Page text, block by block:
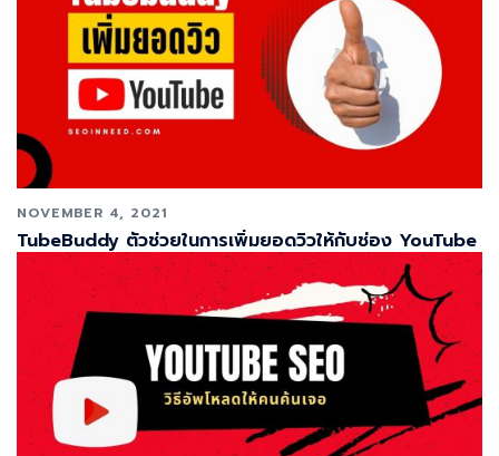
NOVEMBER 4, 2021
TubeBuddy ตัวช่วยในการเพิ่มยอดวิวให้กับช่อง YouTube